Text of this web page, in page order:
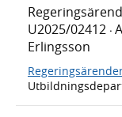
U2025/02412 ·
Erlingsson